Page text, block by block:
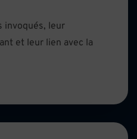
invoqués, leur
et leur lien avec la